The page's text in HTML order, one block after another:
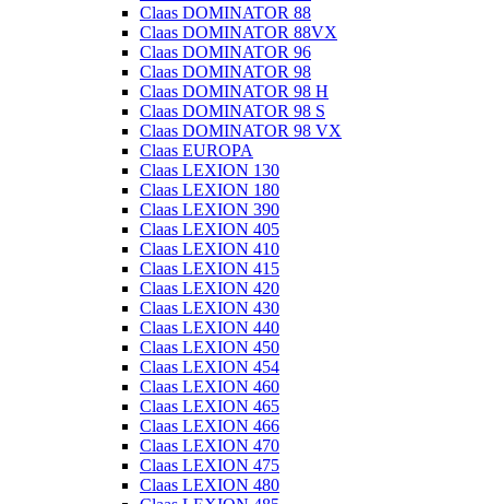
Claas DOMINATOR 88
Claas DOMINATOR 88VX
Claas DOMINATOR 96
Claas DOMINATOR 98
Claas DOMINATOR 98 H
Claas DOMINATOR 98 S
Claas DOMINATOR 98 VX
Claas EUROPA
Claas LEXION 130
Claas LEXION 180
Claas LEXION 390
Claas LEXION 405
Claas LEXION 410
Claas LEXION 415
Claas LEXION 420
Claas LEXION 430
Claas LEXION 440
Claas LEXION 450
Claas LEXION 454
Claas LEXION 460
Claas LEXION 465
Claas LEXION 466
Claas LEXION 470
Claas LEXION 475
Claas LEXION 480